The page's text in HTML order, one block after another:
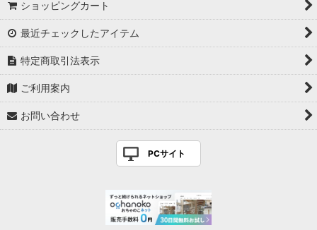
ショッピングカート
最近チェックしたアイテム
特定商取引法表示
ご利用案内
お問い合わせ
PCサイト